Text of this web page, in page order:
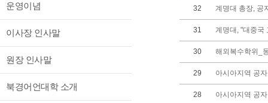
운영이념
이사장 인사말
원장 인사말
북경어언대학 소개
32 계명대 총장, 공
31 계명대, "대중국
30 해외복수학위_
29 아시아지역 공
28 아시아지역 공